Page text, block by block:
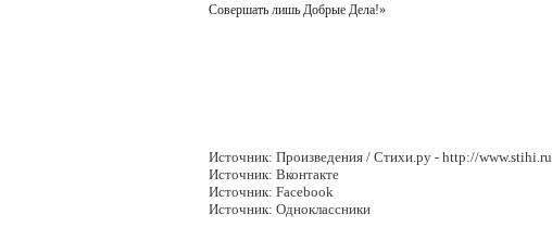
Совершать лишь Добрые Дела!»
Источник: Произведения / Стихи.ру - http://
Источник: Вконтакте
Источник: Facebook
Источник: Одноклассники